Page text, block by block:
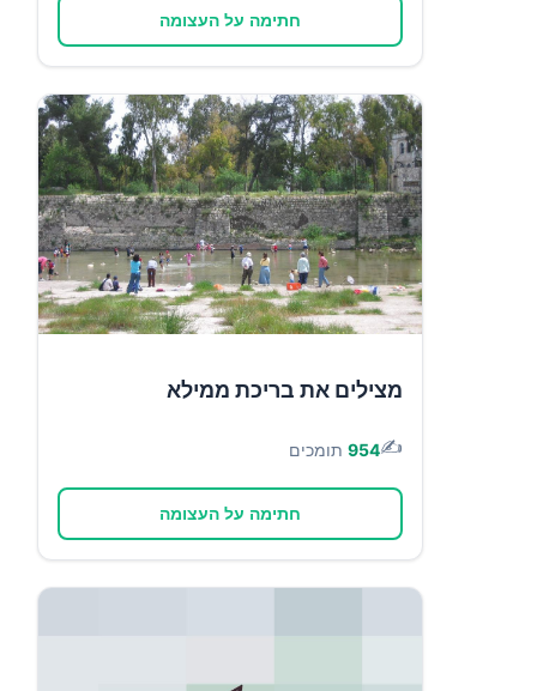
חתימה על העצומה
מצילים את בריכת ממילא
✍️
954 תומכים
חתימה על העצומה